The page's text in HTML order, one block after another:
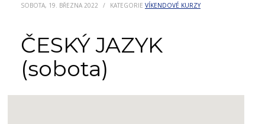
SOBOTA, 19. BŘEZNA 2022 / KATEGORIE VÍKENDOVÉ KURZY
ČESKÝ JAZYK
(sobota)